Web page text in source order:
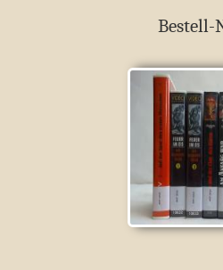
Bestell-